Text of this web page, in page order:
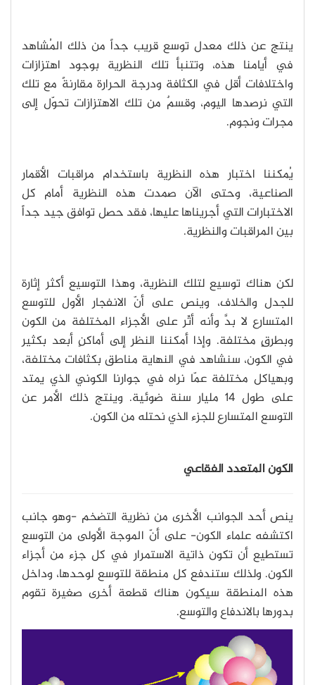
ينتج عن ذلك معدل توسع قريب جداً من ذلك المُشاهد
في أيامنا هذه، وتتنبأ تلك النظرية بوجود اهتزازات
واختلافات أقل في الكثافة ودرجة الحرارة مقارنةً مع تلك
التي نرصدها اليوم، وقسمٌ من تلك الاهتزازات تحوّل إلى
مجرات ونجوم.
يُمكننا اختبار هذه النظرية باستخدام مراقبات الأقمار
الصناعية، وحتى الآن صمدت هذه النظرية أمام كل
الاختبارات التي أجريناها عليها، فقد حصل توافق جيد جداً
بين المراقبات والنظرية.
لكن هناك توسيع لتلك النظرية، وهذا التوسيع أكثر إثارة
للجدل والخلاف، وينص على أنّ الانفجار الأول للتوسع
المتسارع لا بدَّ وأنه أثّر على الأجزاء المختلفة من الكون
وبطرقٍ مختلفة. وإذا أمكننا النظر إلى أماكنٍ أبعد بكثير
في الكون، سنشاهد في النهاية مناطق بكثافات مختلفة،
وبهياكل مختلفة عمّا نراه في جوارنا الكوني الذي يمتد
على طول 14 مليار سنة ضوئية. وينتج ذلك الأمر عن
التوسع المتسارع للجزء الذي نحتله من الكون.
الكون المتعدد الفقاعي
ينص أحد الجوانب الأخرى من نظرية التضخم -وهو جانب
اكتشفه علماء الكون- على أنّ الموجة الأولى من التوسع
تستطيع أن تكون ذاتية الاستمرار في كل جزء من أجزاء
الكون. ولذلك ستندفع كل منطقة للتوسع لوحدها، وداخل
هذه المنطقة سيكون هناك قطعة أخرى صغيرة تقوم
بدورها بالاندفاع والتوسع.